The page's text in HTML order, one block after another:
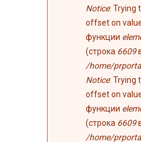
Notice: Trying
offset on
функции
(строка 6609
/home/
Notice: Trying
offset on
функции
(строка 6609
/home/